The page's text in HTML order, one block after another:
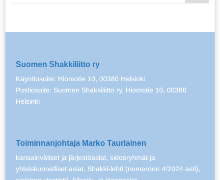
Suomen Shakkiliitto ry
Käyntiosoite: Hiomotie 10, 00380 Helsinki
Postiosoite: Suomen Shakkiliitto ry, Hiomotie 10, 00380
Helsinki
Toiminnanjohtaja Marko Tauriainen
kansainväliset ja järjestöasiat, sidosryhmät ja
yhteiskunnalliset asiat, Shakki-lehti (numeroon 4/2024 asti),